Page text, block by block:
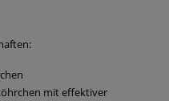
mit effektiver